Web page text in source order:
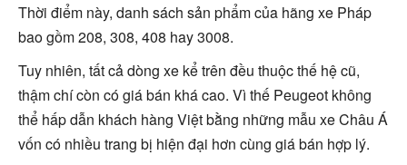
Thời điểm này, danh sách sản phẩm của hãng xe Pháp
bao gồm 208, 308, 408 hay 3008.
Tuy nhiên, tất cả dòng xe kể trên đều thuộc thế hệ cũ,
thậm chí còn có giá bán khá cao. Vì thế Peugeot không
thể hấp dẫn khách hàng Việt bằng những mẫu xe Châu Á
vốn có nhiều trang bị hiện đại hơn cùng giá bán hợp lý.